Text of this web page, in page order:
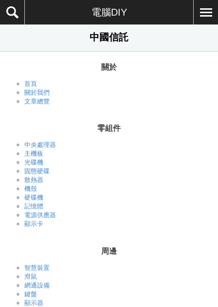
電腦DIY
中國信託
關於
首頁
關於我們
文章總覽
零組件
中央處理器
主機板
光碟機
固態硬碟
散熱器
機殼
硬碟機
記憶體
電源供應器
顯示卡
周邊
智慧裝置
滑鼠
網通設備
鍵盤
顯示器